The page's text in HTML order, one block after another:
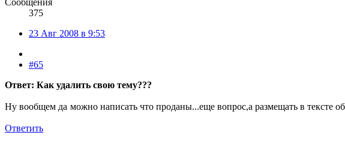
375
23 Авг 2008 в 9:53
#65
Ответ: Как удалить свою тему???
Ну вообщем да можно написать что проданы...еще вопрос,а размещать в тексте
Ответить